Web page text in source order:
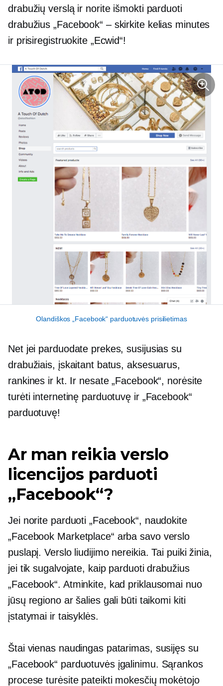
drabužių verslą ir norite išmokti parduoti
drabužius „Facebook“ – skirkite kelias minutes
ir prisiregistruokite „Ecwid“!
Olandiškos „Facebook“ parduotuvės prisilietimas
Net jei parduodate prekes, susijusias su
drabužiais, įskaitant batus, aksesuarus,
rankines ir kt. Ir nesate „Facebook“, norėsite
turėti internetinę parduotuvę ir „Facebook“
parduotuvę!
Ar man reikia verslo
licencijos parduoti
„Facebook“?
Jei norite parduoti „Facebook“, naudokite
„Facebook Marketplace“ arba savo verslo
puslapį. Verslo liudijimo nereikia. Tai puiki žinia,
jei tik sugalvojate, kaip parduoti drabužius
„Facebook“. Atminkite, kad priklausomai nuo
jūsų regiono ar šalies gali būti taikomi kiti
įstatymai ir taisyklės.
Štai vienas naudingas patarimas, susijęs su
„Facebook“ parduotuvės įgalinimu. Sąrankos
procese turėsite pateikti mokesčių mokėtojo